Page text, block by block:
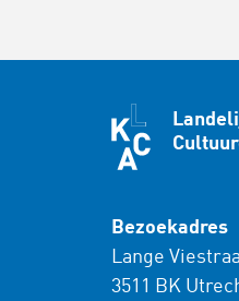
Bezoekadres
Lange
3511 BK